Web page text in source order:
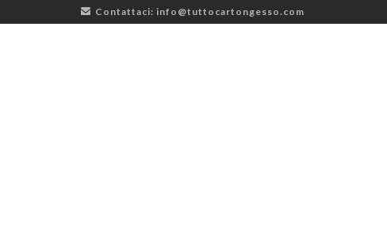
Contattaci: info@tuttocartongesso.com